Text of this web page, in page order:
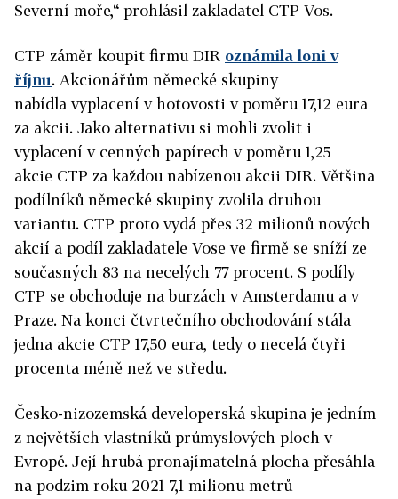
Severní moře,“ prohlásil zakladatel CTP Vos.
CTP záměr koupit firmu DIR oznámila loni v
říjnu. Akcionářům německé skupiny
nabídla vyplacení v hotovosti v poměru 17,12 eura
za akcii. Jako alternativu si mohli zvolit i
vyplacení v cenných papírech v poměru 1,25
akcie CTP za každou nabízenou akcii DIR. Většina
podílníků německé skupiny zvolila druhou
variantu. CTP proto vydá přes 32 milionů nových
akcií a podíl zakladatele Vose ve firmě se sníží ze
současných 83 na necelých 77 procent. S podíly
CTP se obchoduje na burzách v Amsterdamu a v
Praze. Na konci čtvrtečního obchodování stála
jedna akcie CTP 17,50 eura, tedy o necelá čtyři
procenta méně než ve středu.
Česko-nizozemská developerská skupina je jedním
z největších vlastníků průmyslových ploch v
Evropě. Její hrubá pronajímatelná plocha přesáhla
na podzim roku 2021 7,1 milionu metrů